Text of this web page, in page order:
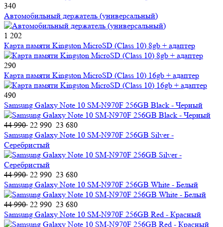
340
Автомобильный держатель (универсальный)
1 202
Карта памяти Kingston MicroSD (Class 10) 8gb + адаптер
290
Карта памяти Kingston MicroSD (Class 10) 16gb + адаптер
490
Samsung Galaxy Note 10 SM-N970F 256GB Black - Черный
44 990 22 990 23 680
Samsung Galaxy Note 10 SM-N970F 256GB Silver -
Серебристый
44 990 22 990 23 680
Samsung Galaxy Note 10 SM-N970F 256GB White - Белый
44 990 22 990 23 680
Samsung Galaxy Note 10 SM-N970F 256GB Red - Красный